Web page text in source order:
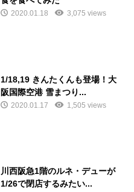
2020.01.18 3,075 views
1/18,19 きんたくんも登場！大
阪国際空港 雪まつり...
2020.01.17 1,505 views
川西阪急1階のルネ・デューが
1/26で閉店するみたい...